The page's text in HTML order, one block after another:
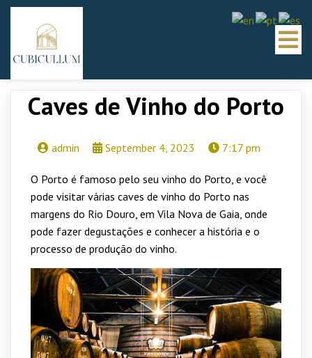
Caves de Vinho do Porto
admin September 4, 2023 7:17 pm
O Porto é famoso pelo seu vinho do Porto, e você
pode visitar várias caves de vinho do Porto nas
margens do Rio Douro, em Vila Nova de Gaia, onde
pode fazer degustações e conhecer a história e o
processo de produção do vinho.